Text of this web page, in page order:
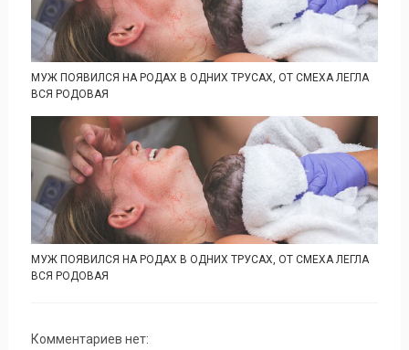
МУЖ ПОЯВИЛСЯ НА РОДАХ В ОДНИХ ТРУСАХ, ОТ СМЕХА ЛЕГЛА
ВСЯ РОДОВАЯ
МУЖ ПОЯВИЛСЯ НА РОДАХ В ОДНИХ ТРУСАХ, ОТ СМЕХА ЛЕГЛА
ВСЯ РОДОВАЯ
Комментариев нет: